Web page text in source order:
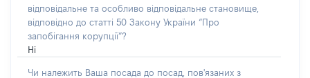
відповідальне та особливо відповідальне становище,
відповідно до статті 50 Закону України “Про
запобігання корупції”?
Ні
Чи належить Ваша посада до посад, пов'язаних з